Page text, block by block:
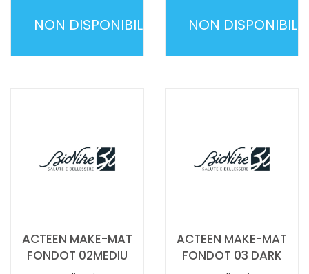
NON DISPONIBILE
DISPONIBILE
NON DISPONIBILE
ACTEEN MAKE-MAT
FONDOT 02MEDIU
ACTEEN MAKE-MAT
FONDOT 03 DARK